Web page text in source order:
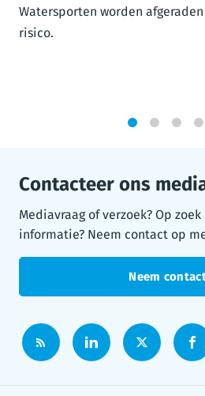
Watersporten worden
risico.
Contacteer ons
Mediavraag of verzoek? Op
informatie? Neem contact op
Neem